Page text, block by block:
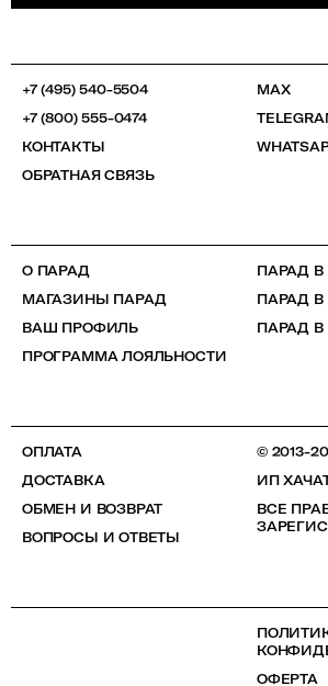
+7 (495) 540-5504
+7 (800) 555-0474
КОНТАКТЫ
ОБРАТНАЯ СВЯЗЬ
MAX
О ПАРАД
МАГАЗИНЫ ПАРАД
ВАШ ПРОФИЛЬ
ПРОГРАММА ЛОЯЛЬНОСТИ
ПАРАД В
ПАРАД В
ПАРАД В
ОПЛАТА
ДОСТАВКА
ОБМЕН И ВОЗВРАТ
ВОПРОСЫ И ОТВЕТЫ
© 2013-
ИП
ВСЕ
ОФЕРТА